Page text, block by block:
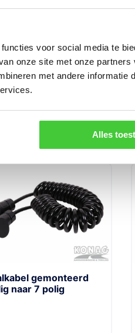
voor social media te
onze site met onze partners
met andere informatie
Alles
inruilen
gemonteerd
naar 7 polig